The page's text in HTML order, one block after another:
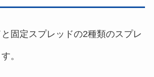
固定スプレッドの2種類のスプレ
。